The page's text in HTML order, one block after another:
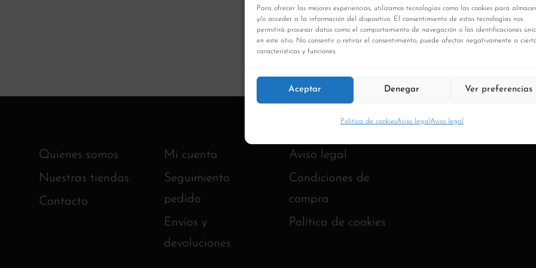
Para ofrecer las mejores experiencias, utilizamos tecnologías como las cookies para
y/o acceder a la información del dispositivo. El consentimiento de estas tecnologías nos
permitirá procesar datos como el comportamiento de navegación o las identificaciones
en este sitio. No consentir o retirar el consentimiento, puede afectar negativamente a
características y funciones.
Aceptar Denegar Ver preferencias
Política de cookiesAviso legal Aviso legal
Quienes somos
Nuestras tiendas
Contacto
Mi cuenta
Seguimiento
pedido
Envíos y
devoluciones
Aviso legal
Condiciones de
compra
Política de cookies